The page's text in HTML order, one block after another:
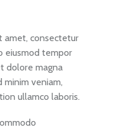
amet, consectetur
eiusmod tempor
dolore magna
minim veniam,
ullamco laboris.